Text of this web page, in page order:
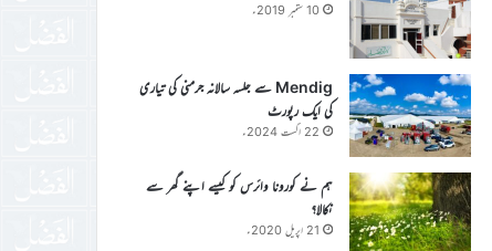
10 ستمبر 2019ء
Mendig سے جلسہ سالانہ جرمنی کی تیاری
کی ایک رپورٹ
22 اگست 2024ء
ہم نے کورونا وائرس کو کیسے اپنے گھر سے
نکالا؟
21 اپریل 2020ء